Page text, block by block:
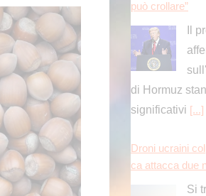
può crollare”
Il
di Hormuz
significativi [...]
Droni ucraini
ca attacca due
Si